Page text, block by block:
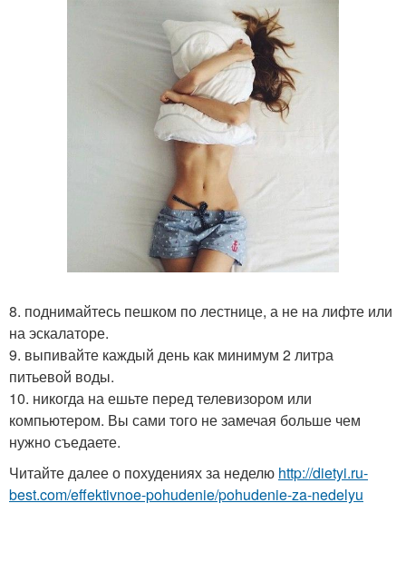
8. поднимайтесь пешком по лестнице, а не на лифте или
на эскалаторе.
9. выпивайте каждый день как минимум 2 литра
питьевой воды.
10. никогда на ешьте перед телевизором или
компьютером. Вы сами того не замечая больше чем
нужно съедаете.
Читайте далее о похудениях за неделю http://dietyi.ru-
best.com/effektivnoe-pohudenie/pohudenie-za-nedelyu